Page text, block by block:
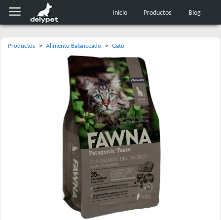
Inicio Productos Blog
Productos > Alimento Balanceado > Gato